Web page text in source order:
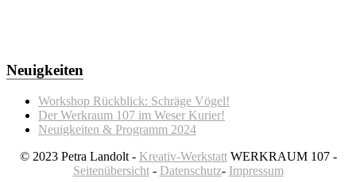
Neuigkeiten
Workshop Rückblick: Schräge Vögel!
Der Werkraum 107 im Weser Kurier!
Neuigkeiten & Programm 2024
© 2023 Petra Landolt - Kreativ-WerkstattWERKRAUM 107 -
Seitenübersicht- Datenschutz- Impressum